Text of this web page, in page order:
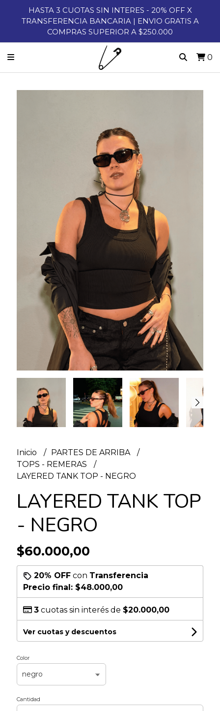
HASTA 3 CUOTAS SIN INTERES - 20% OFF X
TRANSFERENCIA BANCARIA | ENVIO GRATIS A
COMPRAS SUPERIOR A $250.000
0
Inicio
PARTES DE ARRIBA
TOPS - REMERAS
LAYERED TANK TOP - NEGRO
LAYERED TANK TOP
- NEGRO
$60.000,00
20% OFFcon Transferencia
Precio final: $48.000,00
3cuotas sin interés de $20.000,00
Ver cuotas y descuentos
Color
Cantidad